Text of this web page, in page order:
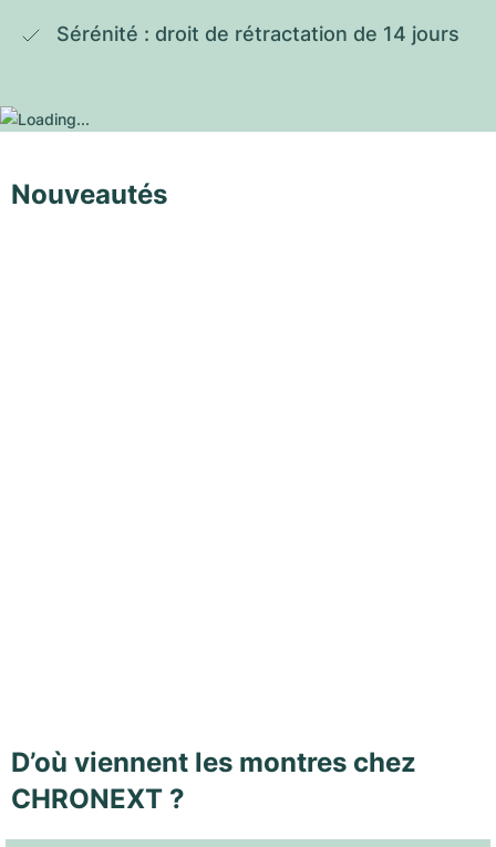
Sérénité : droit de rétractation de 14 jours
Nouveautés
D’où viennent les montres chez
CHRONEXT ?